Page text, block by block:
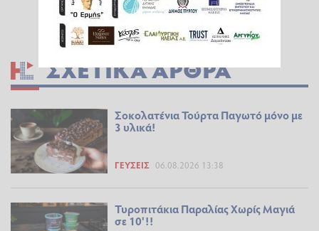
ΣΧΕΤΙΚΆ ΆΡΘΡΑ
Σοκολατένια Τούρτα Παγωτό μόνο με
3 υλικά!
ΓΕΎΣΕΙΣ 06.08.2026 13:38
Τυροπιτάκια Παραλίας Χωρίς Μαγιά
σε 10'!!